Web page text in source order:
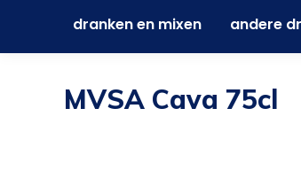
dranken en mixen andere
MVSA Cava 75cl